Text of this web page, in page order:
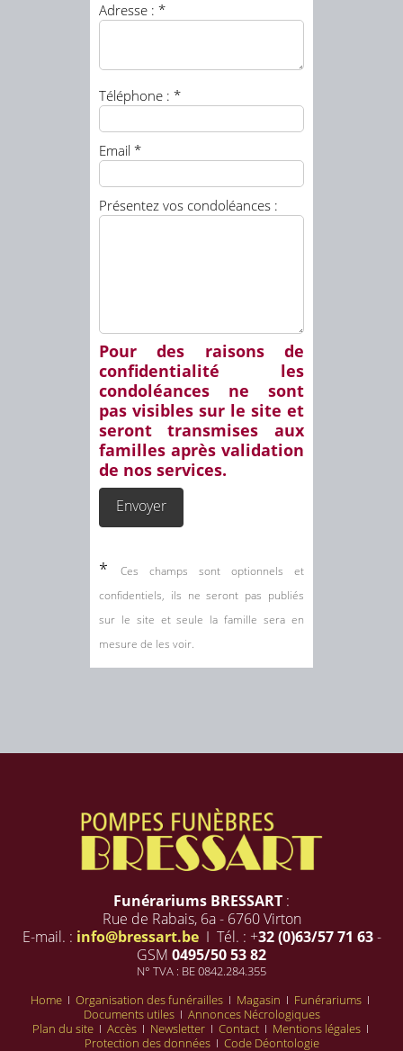
Adresse : *
Téléphone : *
Email *
Présentez vos condoléances :
Pour des raisons de
confidentialité les
condoléances ne sont
pas visibles sur le site et
seront transmises aux
familles après validation
de nos services.
*Ces champs sont optionnels et
confidentiels, ils ne seront pas publiés
sur le site et seule la famille sera en
mesure de les voir.
Funérariums BRESSART :
Rue de Rabais, 6a - 6760 Virton
E-mail. : info@bressart.beI Tél. : +32 (0)63/57 71 63-
GSM 0495/50 53 82
N° TVA : BE 0842.284.355
Home I Organisation des funérailles I Magasin I Funérariums I
Documents utiles I Annonces Nécrologiques
Plan du site I Accès I Newsletter I Contact I Mentions légales I
Protection des données I Code Déontologie